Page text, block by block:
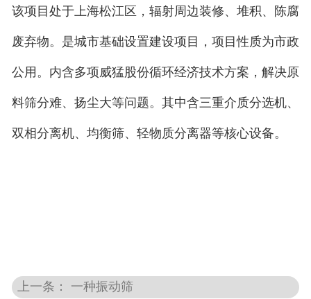
该项目处于上海松江区，辐射周边装修、堆积、陈腐
废弃物。是城市基础设置建设项目，项目性质为市政
公用。内含多项威猛股份循环经济技术方案，解决原
料筛分难、扬尘大等问题。其中含三重介质分选机、
双相分离机、均衡筛、轻物质分离器等核心设备。
上一条： 一种振动筛